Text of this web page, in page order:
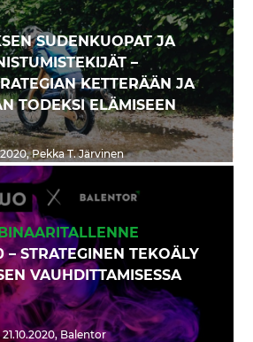
SUDENKUOPAT JA
–
KETTERÄÄN JA
TODEKSI ELÄMISEEN
,Pekka T. Järvinen
– STRATEGINEN TEKOÄLY
VAUHDITTAMISESSA
21.10.2020, Balentor